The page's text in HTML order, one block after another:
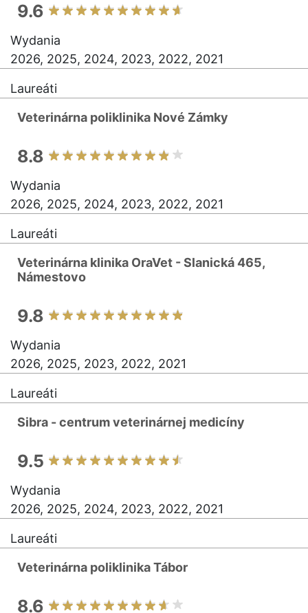
9.6
Wydania
2026, 2025, 2024, 2023, 2022, 2021
Laureáti
Veterinárna poliklinika Nové Zámky
8.8
Wydania
2026, 2025, 2024, 2023, 2022, 2021
Laureáti
Veterinárna klinika OraVet - Slanická 465,
Námestovo
9.8
Wydania
2026, 2025, 2023, 2022, 2021
Laureáti
Sibra - centrum veterinárnej medicíny
9.5
Wydania
2026, 2025, 2024, 2023, 2022, 2021
Laureáti
Veterinárna poliklinika Tábor
8.6